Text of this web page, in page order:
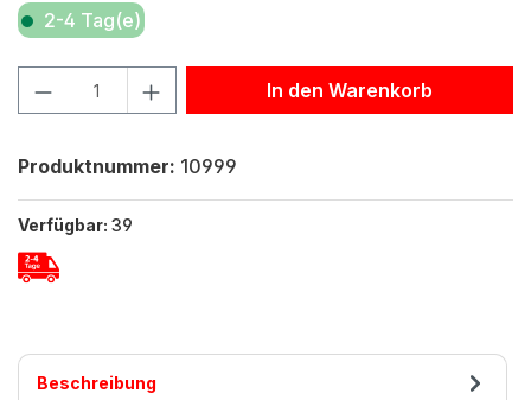
2-4 Tag(e)
Produkt Anzahl: Gib den gewünschten Wert ein oder
In den Warenkorb
Produktnummer: 10999
Verfügbar: 39
Beschreibung